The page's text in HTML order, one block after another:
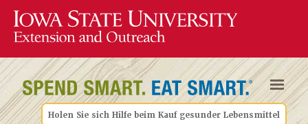
Holen Sie sich Hilfe beim Kauf gesunder Lebensmittel